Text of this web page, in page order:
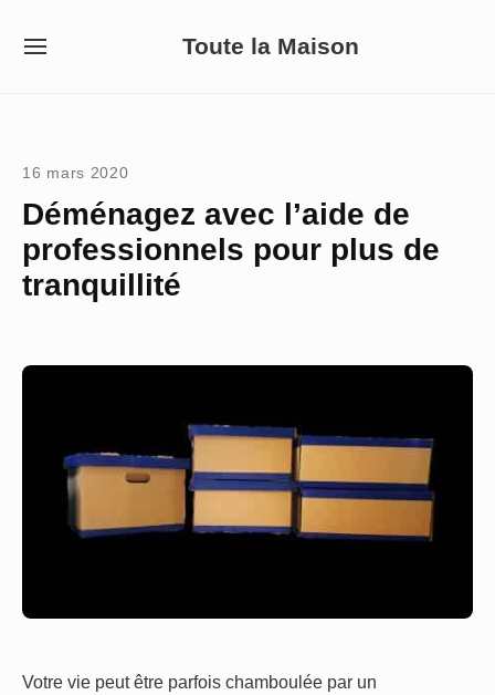
Toute la Maison
SITE
16 mars 2020
Déménagez avec l’aide de
professionnels pour plus de
tranquillité
Votre vie peut être parfois chamboulée par un